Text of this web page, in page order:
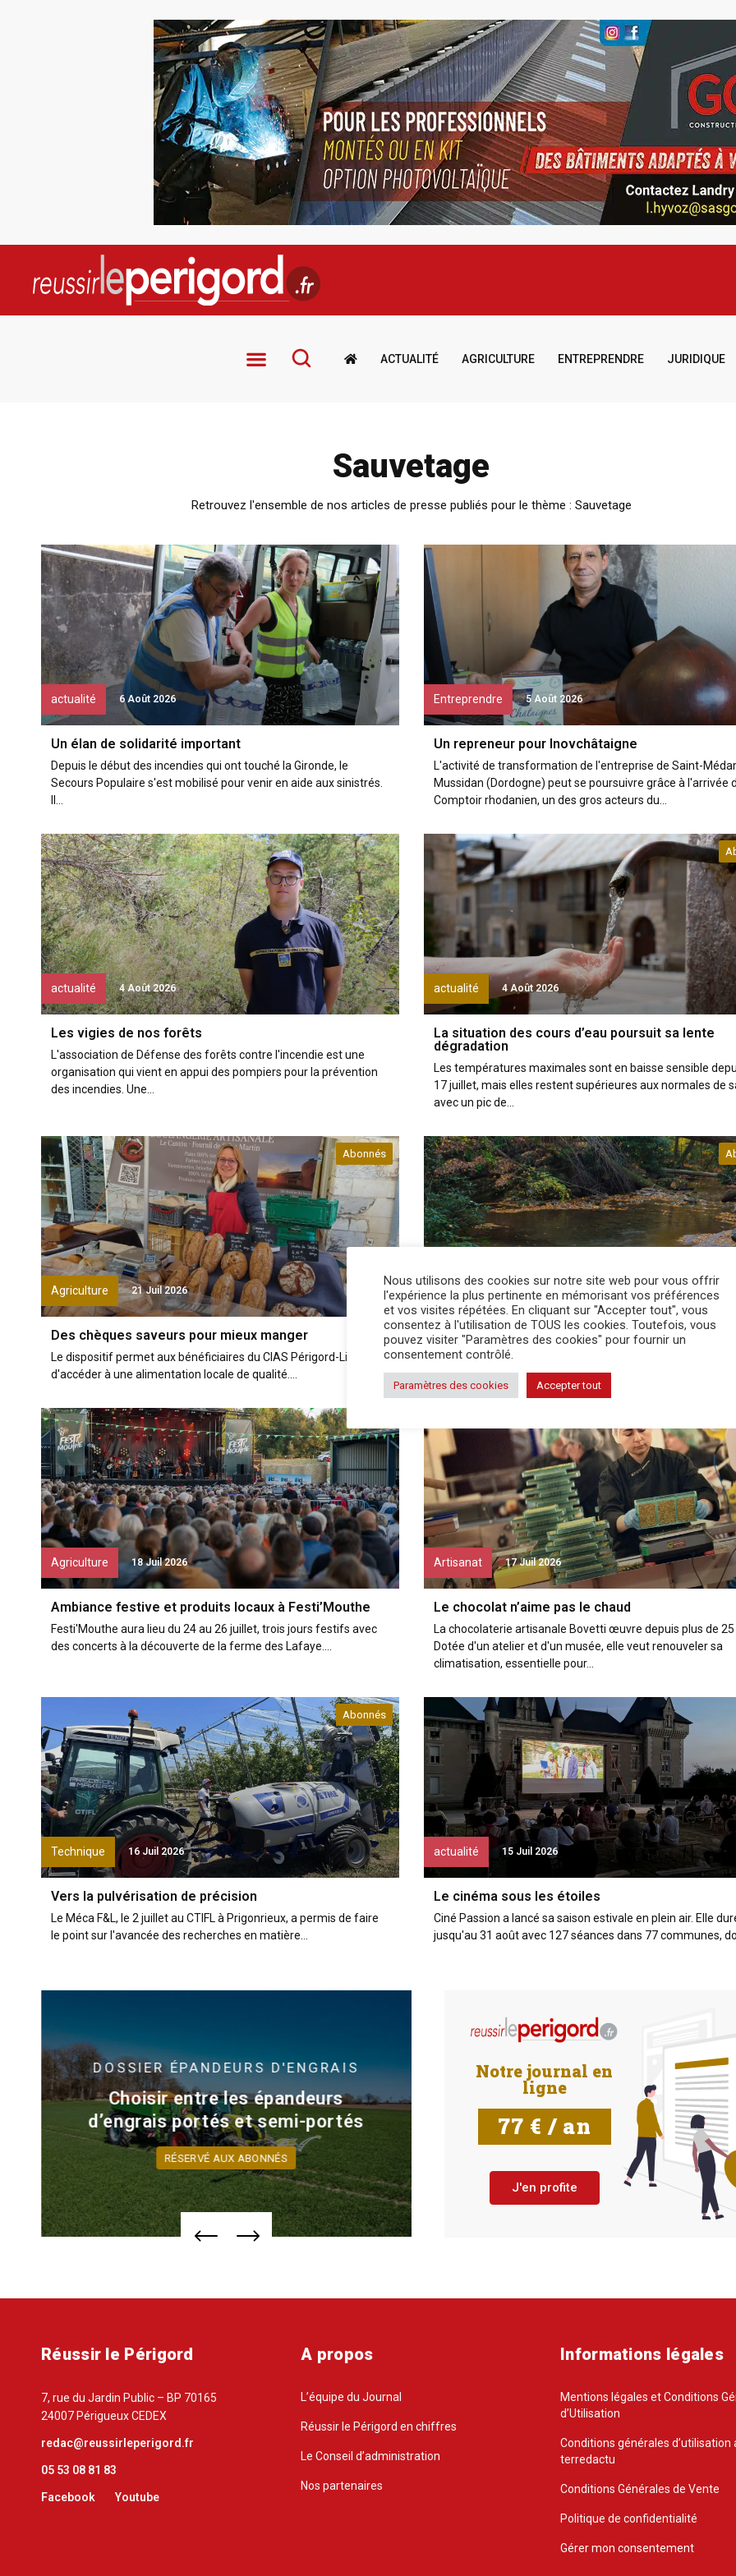
ACTUALITÉ AGRICULTURE ENTREPRENDRE JURIDIQUE
Sauvetage
Retrouvez l'ensemble de nos articles de presse publiés pour le thème : Sauvetage
actualité 6 Août 2026
Un élan de solidarité important
Depuis le début des incendies qui ont touché la Gironde, le
Secours Populaire s'est mobilisé pour venir en aide aux sinistrés.
Il...
Entreprendre 5 Août 2026
Un repreneur pour Inovchâtaigne
L'activité de transformation de l'entreprise de Saint-
Mussidan (Dordogne) peut se poursuivre grâce à l'arrivée
Comptoir rhodanien, un des gros acteurs du...
actualité 4 Août 2026
Les vigies de nos forêts
L'association de Défense des forêts contre l'incendie est une
organisation qui vient en appui des pompiers pour la prévention
des incendies. Une...
actualité 4 Août 2026
La situation des cours d’eau poursuit sa lente
dégradation
Les températures maximales sont en baisse sensible
17 juillet, mais elles restent supérieures aux normales de
avec un pic de...
Agriculture
Abonnés
21 Juil 2026
Des chèques saveurs pour mieux manger
Le dispositif permet aux bénéficiaires du CIAS Périgord-Limousin
d'accéder à une alimentation locale de qualité....
actualité 20 Juil 2026
La situation des cours d’eau continue de se
Le département de la Dordogne a été frappé par un nouvel
épisode caniculaire entre le 6 et le 16 juillet, à l'occasion
Agriculture 18 Juil 2026
Ambiance festive et produits locaux à Festi’Mouthe
Festi'Mouthe aura lieu du 24 au 26 juillet, trois jours festifs avec
des concerts à la découverte de la ferme des Lafaye....
Artisanat 17 Juil 2026
Le chocolat n’aime pas le chaud
La chocolaterie artisanale Bovetti œuvre depuis plus de 25
Dotée d'un atelier et d'un musée, elle veut renouveler sa
climatisation, essentielle pour...
Technique
Abonnés
16 Juil 2026
Vers la pulvérisation de précision
Le Méca F&L, le 2 juillet au CTIFL à Prigonrieux, a permis de faire
le point sur l'avancée des recherches en matière...
actualité 15 Juil 2026
Le cinéma sous les étoiles
Ciné Passion a lancé sa saison estivale en plein air. Elle
jusqu'au 31 août avec 127 séances dans 77 communes,
DOSSIER ÉPANDEURS D'ENGRAIS
Choisir entre les épandeurs
d’engrais portés et semi-portés
RÉSERVÉ AUX ABONNÉS
DOSSIERÉNERGIES
Les énergies renouvelables
montent en puissance
RÉSERVÉ AUX ABONNÉS
Notre journal en
ligne
77 € / an
J'en profite
Réussir le Périgord
7, rue du Jardin Public – BP 70165
24007 Périgueux CEDEX
redac@reussirleperigord.fr
05 53 08 81 83
Facebook Youtube
A propos
L’équipe du Journal
Réussir le Périgord en chiffres
Le Conseil d’administration
Nos partenaires
Informations légales
Mentions légales et Conditions
d’Utilisation
Conditions générales d’utilisation
terredactu
Conditions Générales de Vente
Politique de confidentialité
Gérer mon consentement
Nous utilisons des cookies sur notre site web pour vous offrir
l'expérience la plus pertinente en mémorisant vos préférences
et vos visites répétées. En cliquant sur "Accepter tout", vous
consentez à l'utilisation de TOUS les cookies. Toutefois, vous
pouvez visiter "Paramètres des cookies" pour fournir un
consentement contrôlé.
Paramètres des cookies Accepter tout